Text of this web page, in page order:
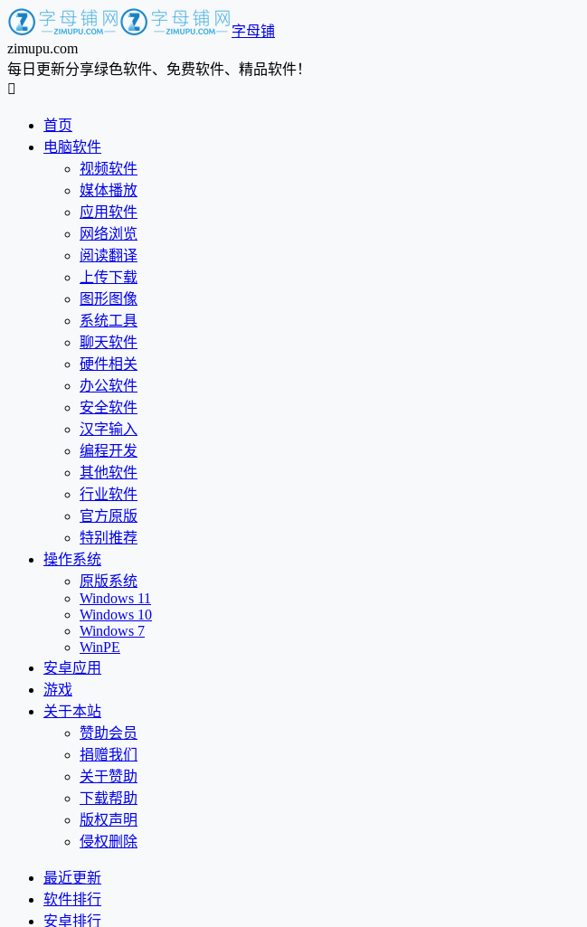
字母铺
zimupu.com
每日更新分享绿色软件、免费软件、精品软件！

首页
电脑软件
视频软件
媒体播放
应用软件
网络浏览
阅读翻译
上传下载
图形图像
系统工具
聊天软件
硬件相关
办公软件
安全软件
汉字输入
编程开发
其他软件
行业软件
官方原版
特别推荐
操作系统
原版系统
Windows 11
Windows 10
Windows 7
WinPE
安卓应用
游戏
关于本站
赞助会员
捐赠我们
关于赞助
下载帮助
版权声明
侵权删除
最近更新
软件排行
安卓排行